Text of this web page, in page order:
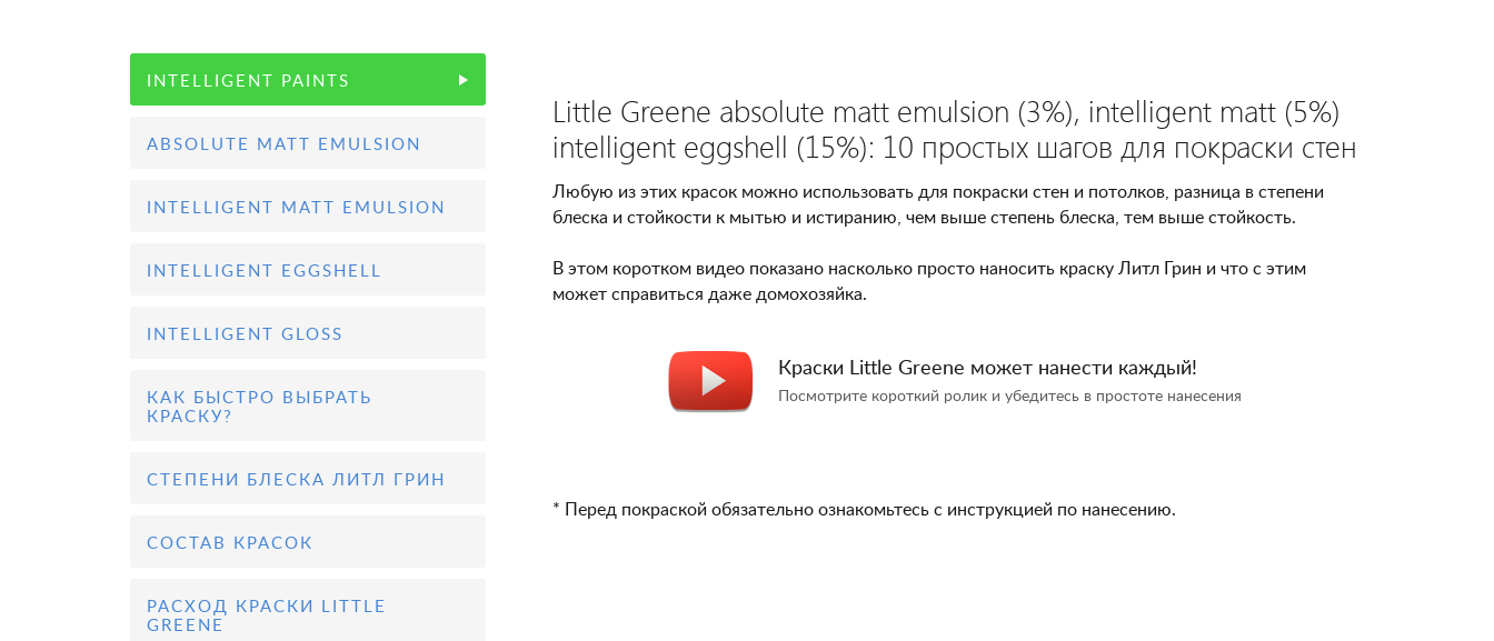
INTELLIGENT PAINTS
ABSOLUTE MATT EMULSION
INTELLIGENT MATT EMULSION
INTELLIGENT EGGSHELL
INTELLIGENT GLOSS
КАК БЫСТРО ВЫБРАТЬ
КРАСКУ?
СТЕПЕНИ БЛЕСКА ЛИТЛ ГРИН
СОСТАВ КРАСОК
РАСХОД КРАСКИ LITTLE
GREENE
Little Greene absolute matt emulsion (3%), intelligent matt (5%)
intelligent eggshell (15%): 10 простых шагов для покраски стен
Любую из этих красок можно использовать для покраски стен и потолков, разница в степени
блеска и стойкости к мытью и истиранию, чем выше степень блеска, тем выше стойкость.
В этом коротком видео показано насколько просто наносить краску Литл Грин и что с этим
может справиться даже домохозяйка.
Краски Little Greene может нанести каждый!
Посмотрите короткий ролик и убедитесь в простоте нанесения
* Перед покраской обязательно ознакомьтесь с инструкцией по нанесению.